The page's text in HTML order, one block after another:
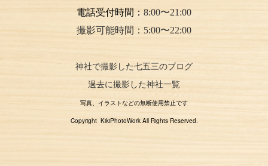
電話受付時間： 8:00〜21:00
撮影可能時間：5:00〜22:00
神社で撮影した七五三のブログ
過去に撮影した神社一覧
写真、イラストなどの無断使用禁止です
Copyright KikiPhotoWork All Rights Reserved.